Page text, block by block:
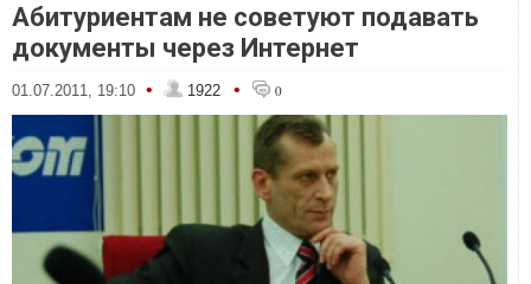
Абитуриентам не советуют подавать
документы через Интернет
01.07.2011, 19:10 • 1922 • 0